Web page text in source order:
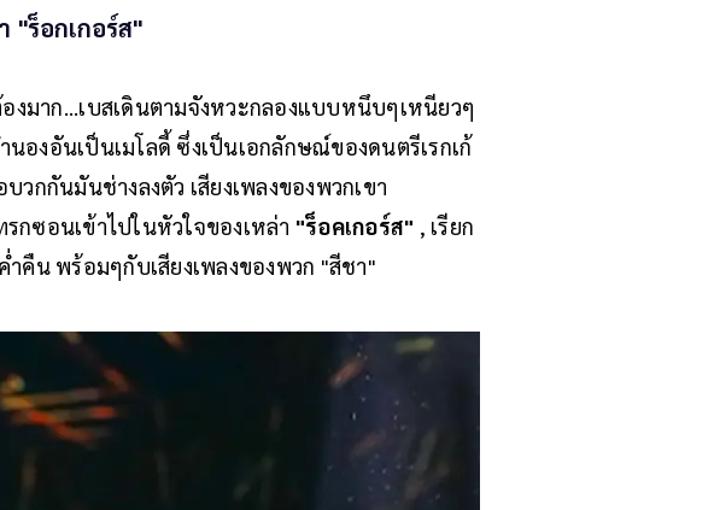
"ร็อกเกอร์ส"
มาก...เบสเดินตามจังหวะกลองแบบหนึบๆเหนียวๆ
องอันเป็นเมโลดี้ ซึ่งเป็นเอกลักษณ์ของดนตรีเรกเก้
กกันมันช่างลงตัว เสียงเพลงของพวกเขา
กซอนเข้าไปในหัวใจของเหล่า "ร็อคเกอร์ส" , เรียก
คืน พร้อมๆกับเสียงเพลงของพวก "สีชา"